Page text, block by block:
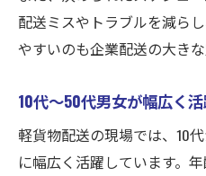
企業配送業務で安定収
軽貨物配送で安定
未経験でもコース
大
10代〜50代男女が
配送ミスやトラブルを減ら
やすいのも企業配送の大きな
10代〜50代男女が幅広く
軽貨物配送の現場では、10
に幅広く活躍しています。